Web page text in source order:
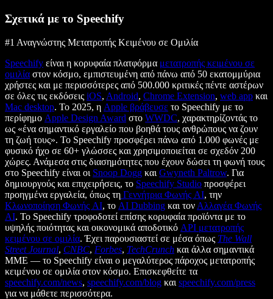
Σχετικά με το Speechify
#1 Αναγνώστης Μετατροπής Κειμένου σε Ομιλία
Speechify είναι η κορυφαία πλατφόρμα μετατροπής κειμένου σε
ομιλία στον κόσμο, εμπιστευμένη από πάνω από 50 εκατομμύρια
χρήστες και με περισσότερες από 500.000 κριτικές πέντε αστέρων
σε όλες τις εκδόσεις iOS, Android, Chrome Extension, web app και
Mac desktop. Το 2025, η Apple βράβευσε το Speechify με το
περίφημο Apple Design Award στο WWDC, χαρακτηρίζοντάς το
ως «ένα σημαντικό εργαλείο που βοηθά τους ανθρώπους να ζουν
τη ζωή τους». Το Speechify προσφέρει πάνω από 1.000 φωνές με
φυσικό ήχο σε 60+ γλώσσες και χρησιμοποιείται σε σχεδόν 200
χώρες. Ανάμεσα στις διασημότητες που έχουν δώσει τη φωνή τους
στο Speechify είναι οι Snoop Dogg και Gwyneth Paltrow. Για
δημιουργούς και επιχειρήσεις, το Speechify Studio προσφέρει
προηγμένα εργαλεία, όπως τη Γεννήτρια Φωνής AI, την
Κλωνοποίηση Φωνής AI, το AI Dubbing και τον Αλλαγέα Φωνής
AI. Το Speechify τροφοδοτεί επίσης κορυφαία προϊόντα με το
υψηλής ποιότητας και οικονομικά αποδοτικό API μετατροπής
κειμένου σε ομιλία. Έχει παρουσιαστεί σε μέσα όπως The Wall
Street Journal, CNBC, Forbes, TechCrunch και άλλα σημαντικά
ΜΜΕ — το Speechify είναι ο μεγαλύτερος πάροχος μετατροπής
κειμένου σε ομιλία στον κόσμο. Επισκεφθείτε τα
speechify.com/news, speechify.com/blog και speechify.com/press
για να μάθετε περισσότερα.